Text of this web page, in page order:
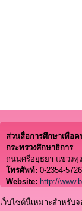
ส่วนสื่อการศึกษาเพื่อค
กระทรวงศึกษาธิการ
ถนนศรีอยุธยา แขวงทุ่
โทรศัพท์: 0-2354-
Website: http://
เว็บไซต์นี้เหมาะสำหรับ